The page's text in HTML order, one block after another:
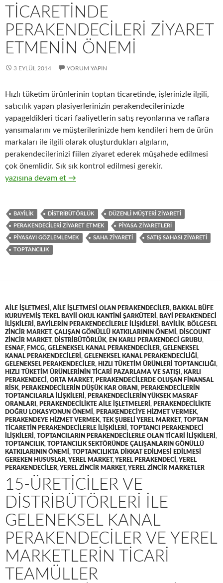
TICARETINDE
PERAKENDECILERI ZIYARET
ETMENIN ÖNEMI
3 EYLÜL 2014 YORUM YAPIN
Hızlı tüketim ürünlerinin toptan ticaretinde, işlerinizle ilgili,
satıcılık yapan plasiyerlerinizin perakendecilerinizde
yapageldikleri ticari faaliyetlerin satış reyonlarına ve raflara
yansımalarını ve müşterilerinizde hem kendileri hem de ürün
markaları ile ilgili olarak oluşturdukları algıların,
perakendecilerinizi fiilen ziyaret ederek müşahede edilmesi
çok önemlidir. Sık sık kontrol edilmesi gerekir.
18-Hızlı tüketim ürünlerinin toptan ticaretinde
yazısına devam et →
BAYILIK DISTRIBÜTÖRLÜK DÜZENLI MÜŞTERI ZIYARETI
PERAKENDECILERI ZIYARET ETMEK PIYASA ZIYARETLERI
PIYASAYI GÖZLEMLEMEK SAHA ZIYARETI SATIŞ SAHASI ZIYARETI
TOPTANCILIK
AILE IŞLETMESI , AILE IŞLETMESI OLAN PERAKENDECILER, BAKKAL BÜFE
KURUYEMIŞ TEKEL BAYII OKUL KANTINI ŞARKÜTERI , BAYI PERAKENDECI
ILIŞKILERI , BAYILERIN PERAKENDECILERLE ILIŞKILERI , BAYILIK, BÖLGESEL
ZINCIR MARKET, ÇALIŞAN GÖNÜLLÜ KATKILARININ ÖNEMI , DISCOUNT
ZINCIR MARKET, DISTRIBÜTÖRLÜK, EN KARLI PERAKENDECI GRUBU,
ESNAF, FMCG, GELENEKSEL KANAL PERAKENDECILER, GELENEKSEL
KANAL PERAKENDECILERI , GELENEKSEL KANAL PERAKENDECILIĞI ,
GELENEKSEL PERAKENDECILER, HIZLI TÜKETIM ÜRÜNLERI TOPTANCILIĞI ,
HIZLI TÜKETIM ÜRÜNLERININ TICARI PAZARLAMA VE SATIŞI , KARLI
PERAKENDECI , ORTA MARKET, PERAKENDECILERDE OLUŞAN FINANSAL
RISK, PERAKENDECILERIN DÜŞÜK KAR ORANI , PERAKENDECILERIN
TOPTANCILARLA ILIŞKILERI , PERAKENDECILERIN YÜKSEK MASRAF
ORANLARI , PERAKENDECILIKTE AILE IŞLETMELERI , PERAKENDECILIKTE
DOĞRU LOKASYONUN ÖNEMI , PERAKENDECIYE HIZMET VERMEK,
PERAKENDEYE HIZMET VERMEK, TEK ŞUBELI YEREL MARKET, TOPTAN
TICARETIN PERAKENDECILERLE ILIŞKILERI , TOPTANCI PERAKENDECI
ILIŞKILERI , TOPTANCILARIN PERAKENDECILERLE OLAN TICARI ILIŞKILERI ,
TOPTANCILIK, TOPTANCILIK SEKTÖRÜNDE ÇALIŞANLARIN GÖNÜLLÜ
KATKILARININ ÖNEMI , TOPTANCILIKTA DIKKAT EDILMESI EDILMESI
GEREKEN HUSUSLAR,YEREL MARKET,YEREL PERAKENDECI ,YEREL
PERAKENDECILER,YEREL ZINCIR MARKET,YEREL ZINCIR MARKETLER
15-ÜRETICILER VE
DISTRIBÜTÖRLERI ILE
GELENEKSEL KANAL
PERAKENDECILER VE YEREL
MARKETLERIN TICARI
TEAMÜLLER